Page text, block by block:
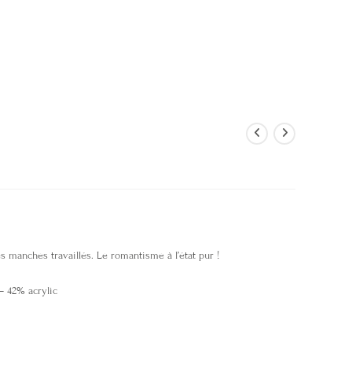
travaillés. Le romantisme à l’état pur !
42% acrylic